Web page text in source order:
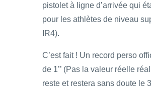
pistolet à ligne d’arrivée qui
pour les athlètes de niveau
IR4).
C’est fait ! Un record perso
de 1’’ (Pas la valeur réelle
reste et restera sans doute le